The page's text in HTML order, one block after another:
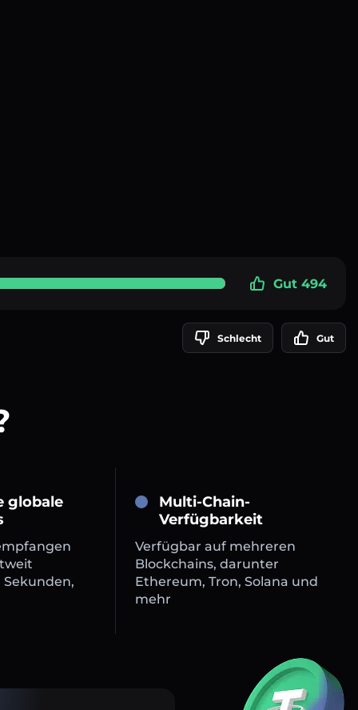
Gut 494
Schlecht Gut
globale
Multi-Chain-
Verfügbarkeit
Verfügbar auf mehreren
Blockchains, darunter
Ethereum, Tron, Solana und
mehr